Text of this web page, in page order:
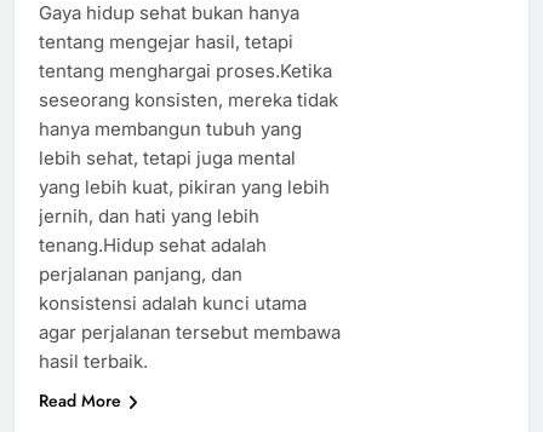
Gaya hidup sehat bukan hanya
tentang mengejar hasil, tetapi
tentang menghargai proses.Ketika
seseorang konsisten, mereka tidak
hanya membangun tubuh yang
lebih sehat, tetapi juga mental
yang lebih kuat, pikiran yang lebih
jernih, dan hati yang lebih
tenang.Hidup sehat adalah
perjalanan panjang, dan
konsistensi adalah kunci utama
agar perjalanan tersebut membawa
hasil terbaik.
Read More